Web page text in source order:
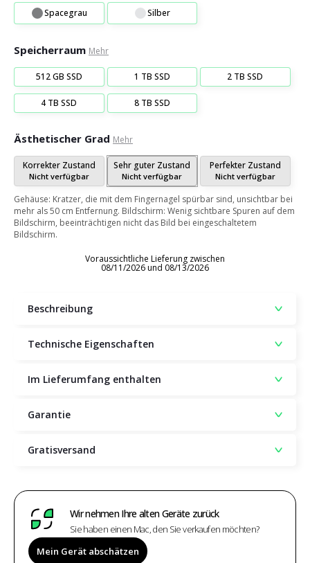
Spacegrau Silber
Speicherraum Mehr
512 GB SSD 1 TB SSD 2 TB SSD
4 TB SSD 8 TB SSD
Ästhetischer Grad Mehr
Korrekter Zustand
Nicht verfügbar
Sehr guter Zustand
Nicht verfügbar
Perfekter Zustand
Nicht verfügbar
Gehäuse: Kratzer, die mit dem Fingernagel spürbar sind, unsichtbar bei
mehr als 50 cm Entfernung. Bildschirm: Wenig sichtbare Spuren auf dem
Bildschirm, beeinträchtigen nicht das Bild bei eingeschaltetem
Bildschirm.
Voraussichtliche Lieferung zwischen
08/11/2026 und 08/13/2026
Beschreibung
Technische Eigenschaften
Im Lieferumfang enthalten
Garantie
Gratisversand
Wir nehmen Ihre alten Geräte zurück
Sie haben einen Mac, den Sie verkaufen möchten?
Mein Gerät abschätzen